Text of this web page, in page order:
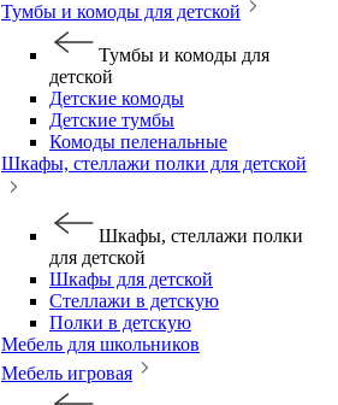
Тумбы и комоды для детской
Тумбы и комоды для
детской
Детские комоды
Детские тумбы
Комоды пеленальные
Шкафы, стеллажи полки для детской
Шкафы, стеллажи полки
для детской
Шкафы для детской
Стеллажи в детскую
Полки в детскую
Мебель для школьников
Мебель игровая